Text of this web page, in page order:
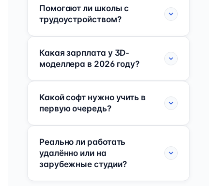
Помогают ли школы с
трудоустройством?
Какая зарплата у 3D-
моделлера в 2026 году?
Какой софт нужно учить в
первую очередь?
Реально ли работать
удалённо или на
зарубежные студии?